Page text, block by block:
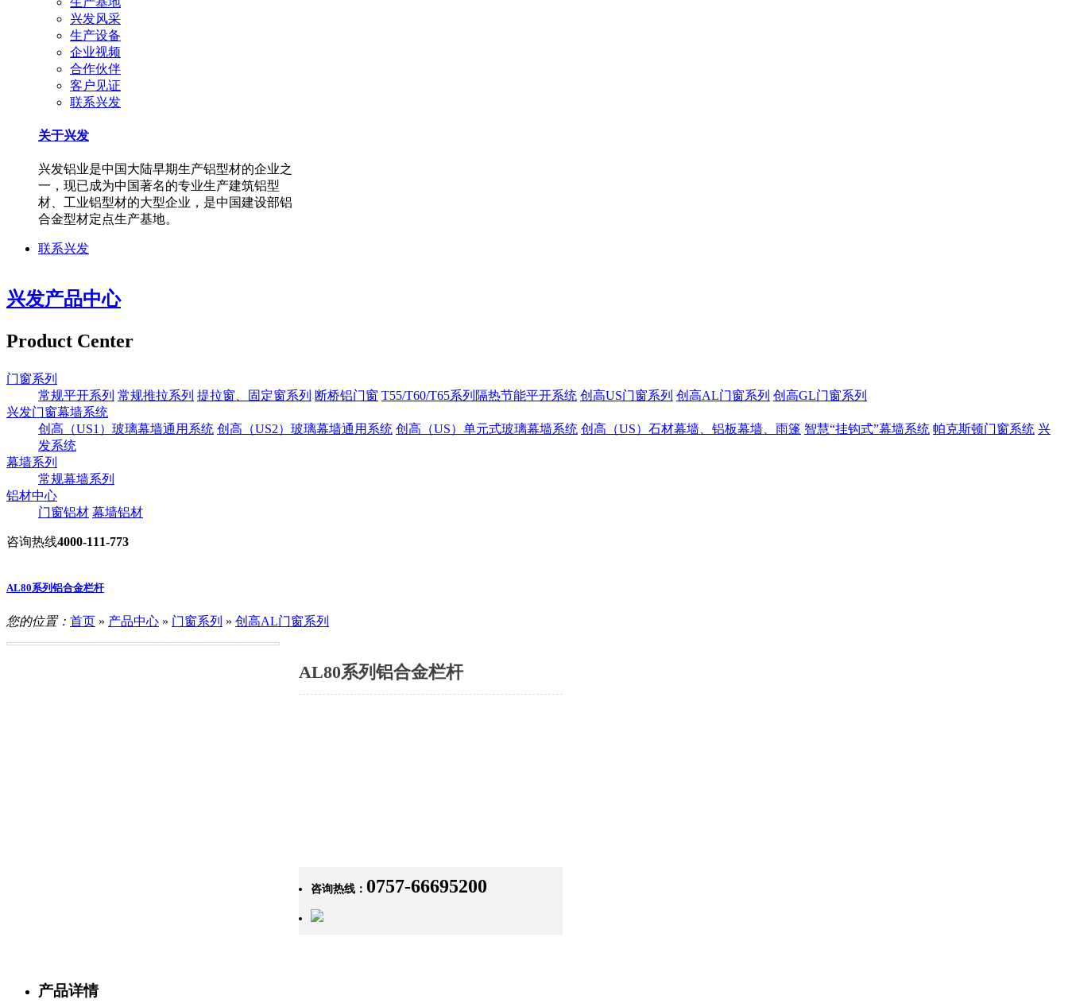
兴发风采
生产设备
企业视频
合作伙伴
客户见证
联系兴发
关于兴发
兴发铝业是中国大陆早期生产铝型材的企业之
一，现已成为中国著名的专业生产建筑铝型
材、工业铝型材的大型企业，是中国建设部铝
合金型材定点生产基地。
联系兴发
兴发产品中心
Product Center
门窗系列
常规平开系列 常规推拉系列 提拉窗、固定窗系列 断桥铝门窗 T55/T60/T65系列隔热节能平开系统 创高US门窗系列 创高AL门窗系列 创高GL门窗系列
兴发门窗幕墙系统
创高（US1）玻璃幕墙通用系统 创高（US2）玻璃幕墙通用系统 创高（US）单元式玻璃幕墙系统 创高（US）石材幕墙、铝板幕墙、雨篷 智慧“挂钩式”幕墙系统 帕克斯顿门窗系统 兴
发系统
幕墙系列
常规幕墙系列
铝材中心
门窗铝材 幕墙铝材
咨询热线4000-111-773
AL80系列铝合金栏杆
您的位置： 首页 » 产品中心 » 门窗系列 » 创高AL门窗系列
AL80系列铝合金栏杆
咨询热线： 0757-66695200
产品详情